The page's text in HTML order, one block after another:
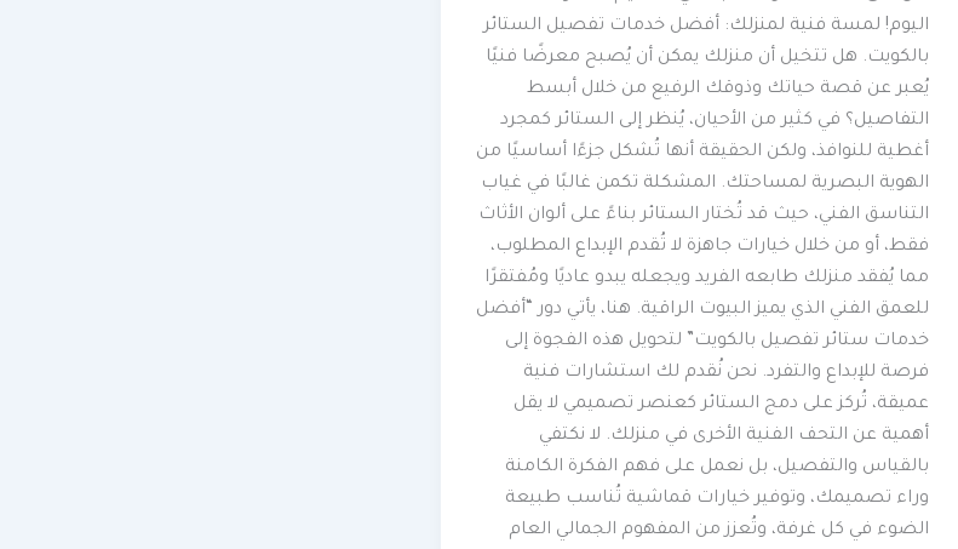
اليوم! لمسة فنية لمنزلك: أفضل خدمات تفصيل الستائر
بالكويت. هل تتخيل أن منزلك يمكن أن يُصبح معرضًا فنيًا
يُعبر عن قصة حياتك وذوقك الرفيع من خلال أبسط
التفاصيل؟ في كثير من الأحيان، يُنظر إلى الستائر كمجرد
أغطية للنوافذ، ولكن الحقيقة أنها تُشكل جزءًا أساسيًا من
الهوية البصرية لمساحتك. المشكلة تكمن غالبًا في غياب
التناسق الفني، حيث قد تُختار الستائر بناءً على ألوان الأثاث
فقط، أو من خلال خيارات جاهزة لا تُقدم الإبداع المطلوب،
مما يُفقد منزلك طابعه الفريد ويجعله يبدو عاديًا ومُفتقرًا
للعمق الفني الذي يميز البيوت الراقية. هنا، يأتي دور “أفضل
خدمات ستائر تفصيل بالكويت” لتحويل هذه الفجوة إلى
فرصة للإبداع والتفرد. نحن نُقدم لك استشارات فنية
عميقة، تُركز على دمج الستائر كعنصر تصميمي لا يقل
أهمية عن التحف الفنية الأخرى في منزلك. لا نكتفي
بالقياس والتفصيل، بل نعمل على فهم الفكرة الكامنة
وراء تصميمك، وتوفير خيارات قماشية تُناسب طبيعة
الضوء في كل غرفة، وتُعزز من المفهوم الجمالي العام